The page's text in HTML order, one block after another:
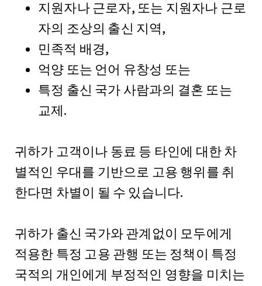
지원자나 근로자, 또는 지원자나 근로
자의 조상의 출신 지역,
민족적 배경,
억양 또는 언어 유창성 또는
특정 출신 국가 사람과의 결혼 또는
교제.
귀하가 고객이나 동료 등 타인에 대한 차
별적인 우대를 기반으로 고용 행위를 취
한다면 차별이 될 수 있습니다.
귀하가 출신 국가와 관계없이 모두에게
적용한 특정 고용 관행 또는 정책이 특정
국적의 개인에게 부정적인 영향을 미치는